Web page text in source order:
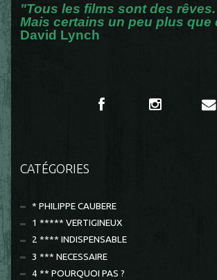
"Tous les films sont des rêves.
Mais certains un peu plus que
David Lynch
CATÉGORIES
* PHILIPPE CAUBERE
1 ***** VERTIGINEUX
2 **** INDISPENSABLE
3 *** NECESSAIRE
4 ** POURQUOI PAS ?